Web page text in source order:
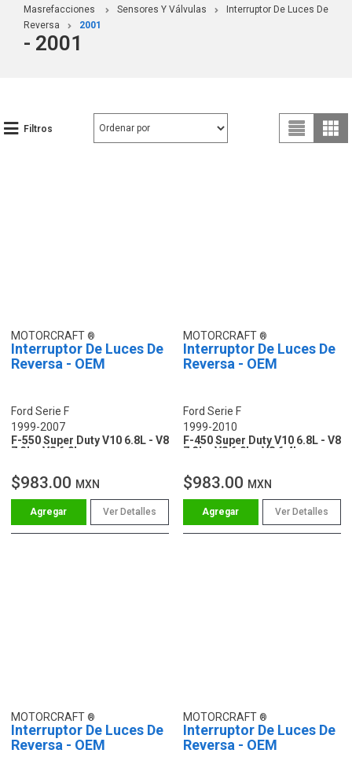
Masrefacciones Sensores Y Válvulas
Interruptor De Luces De
Reversa
2001
- 2001
Filtros
MOTORCRAFT
Interruptor De Luces De
Reversa - OEM
Ford Serie F
1999-2007
F-550 Super Duty V10 6.8L - V8
7.3L - V8 6.0L
$983.00 MXN
Ver Detalles
MOTORCRAFT
Interruptor De Luces De
Reversa - OEM
Ford Serie F
1999-2010
F-450 Super Duty V10 6.8L - V8
7.3L - V8 6.0L - V8 6.4L
$983.00 MXN
Ver Detalles
MOTORCRAFT
Interruptor De Luces De
Reversa - OEM
MOTORCRAFT
Interruptor De Luces De
Reversa - OEM